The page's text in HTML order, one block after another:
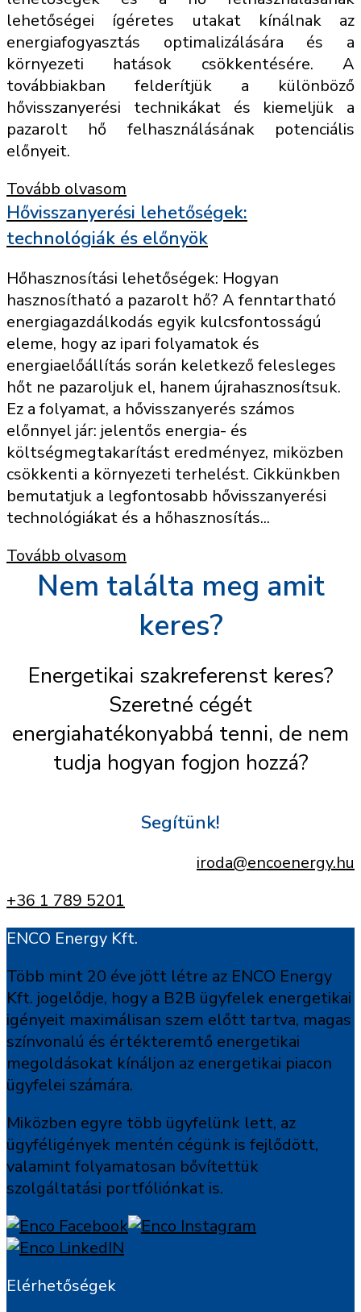
lehetőségei ígéretes utakat kínálnak az
energiafogyasztás optimalizálására és a
környezeti hatások csökkentésére. A
továbbiakban felderítjük a különböző
hővisszanyerési technikákat és kiemeljük a
pazarolt hő felhasználásának potenciális
előnyeit.
Tovább olvasom
Hővisszanyerési lehetőségek:
technológiák és előnyök
Hőhasznosítási lehetőségek: Hogyan
hasznosítható a pazarolt hő? A fenntartható
energiagazdálkodás egyik kulcsfontosságú
eleme, hogy az ipari folyamatok és
energiaelőállítás során keletkező felesleges
hőt ne pazaroljuk el, hanem újrahasznosítsuk.
Ez a folyamat, a hővisszanyerés számos
előnnyel jár: jelentős energia- és
költségmegtakarítást eredményez, miközben
csökkenti a környezeti terhelést. Cikkünkben
bemutatjuk a legfontosabb hővisszanyerési
technológiákat és a hőhasznosítás...
Tovább olvasom
Nem találta meg amit
keres?
Energetikai szakreferenst keres?
Szeretné cégét
energiahatékonyabbá tenni, de nem
tudja hogyan fogjon hozzá?
Segítünk!
iroda@encoenergy.hu
+36 1 789 5201
ENCO Energy Kft.
Több mint 20 éve jött létre az ENCO Energy
Kft. jogelődje, hogy a B2B ügyfelek energetikai
igényeit maximálisan szem előtt tartva, magas
színvonalú és értékteremtő energetikai
megoldásokat kínáljon az energetikai piacon
ügyfelei számára.
Miközben egyre több ügyfelünk lett, az
ügyféligények mentén cégünk is fejlődött,
valamint folyamatosan bővítettük
szolgáltatási portfóliónkat is.
Elérhetőségek